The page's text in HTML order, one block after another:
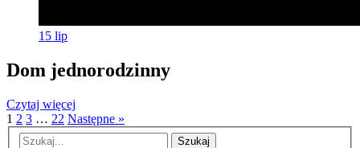
15 lip
Dom jednorodzinny
Czytaj więcej
1 2 3 … 22 Następne »
Szukaj